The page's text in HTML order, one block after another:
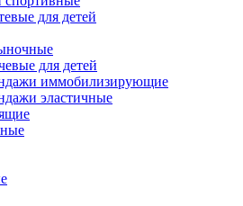
для детей
для детей
иммобилизирующие
эластичные